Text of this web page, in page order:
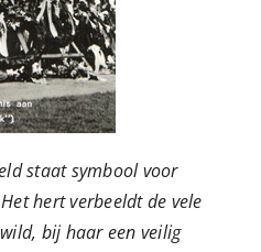
staat symbool voor
hert verbeeldt de vele
bij haar een veilig